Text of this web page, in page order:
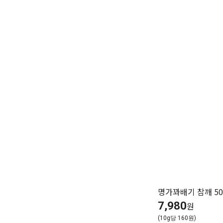
명가꽈배기 참깨
7,980원
(10g당 160원)